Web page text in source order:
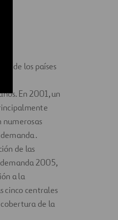
de los países
En 2001, un
numerosas
de las
2005,
a la
cinco centrales
de la